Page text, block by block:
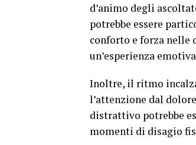
d’animo degli
potrebbe essere
conforto e forza nelle
un’esperienza
Inoltre, il ritmo
l’attenzione dal
distrattivo potrebbe
momenti di disagio